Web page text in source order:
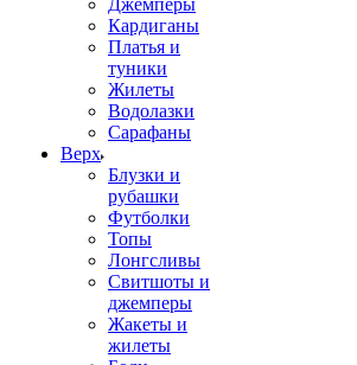
Джемперы
Кардиганы
Платья и
туники
Жилеты
Водолазки
Сарафаны
Верх
Блузки и
рубашки
Футболки
Топы
Лонгсливы
Свитшоты и
джемперы
Жакеты и
жилеты